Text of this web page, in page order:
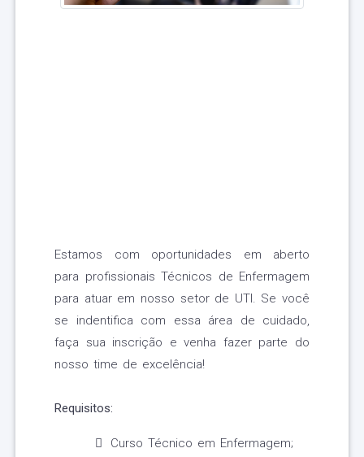
Estamos com oportunidades em aberto
para profissionais Técnicos de Enfermagem
para atuar em nosso setor de UTI. Se você
se indentifica com essa área de cuidado,
faça sua inscrição e venha fazer parte do
nosso time de excelência!
Requisitos:
Curso Técnico em Enfermagem;